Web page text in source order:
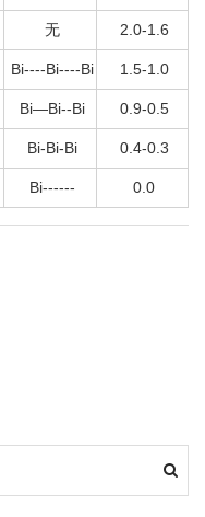
无 2.0-1.6
Bi----Bi----Bi 1.5-1.0
Bi—Bi--Bi 0.9-0.5
Bi-Bi-Bi 0.4-0.3
Bi------ 0.0